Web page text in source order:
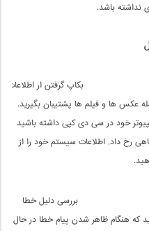
نداشته باشد.
بکاپ گرفتن ار اطلاعات
عکس ها و فیلم ها پشتیبان بگیرید.
خود در سی دی کپی داشته باشید
رخ داد, اطلاعات سیستم خود را از
بررسی دلیل خطا
که هنگام ظاهر شدن پیام خطا در حال